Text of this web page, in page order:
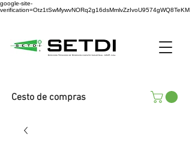
google-site-
verification=Otz1tSwMywvNORq2g16dsMmlvZzIvoU9574gWQ8TeKM
Cesto de compras